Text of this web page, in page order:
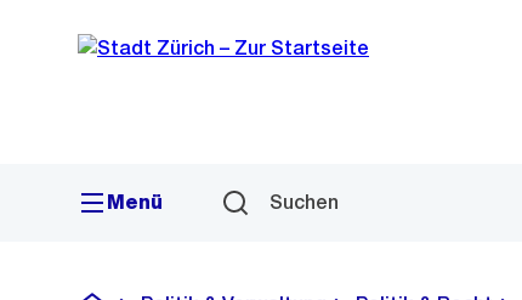
Navigation
Sprunglink
Menü Suchen